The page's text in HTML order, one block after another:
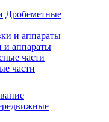
Дробеметные
и аппараты
части